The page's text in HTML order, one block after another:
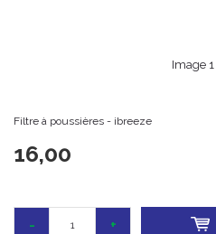
Image 1
Filtre à poussières - ibreeze
16,00
- +